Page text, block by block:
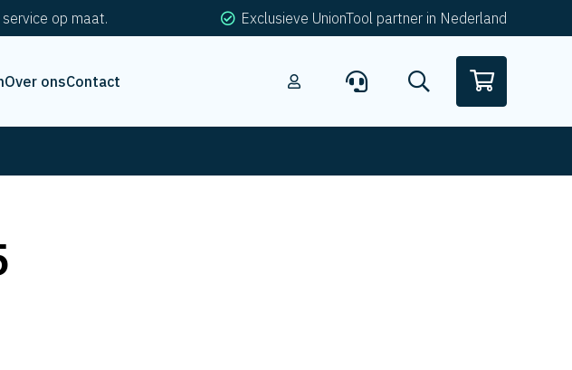
op maat. Exclusieve UnionTool partner in Nederland
Over onsContact